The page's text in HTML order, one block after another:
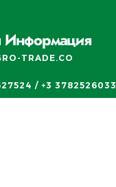
Информация
TRADE.CO
/ +3 3782526033